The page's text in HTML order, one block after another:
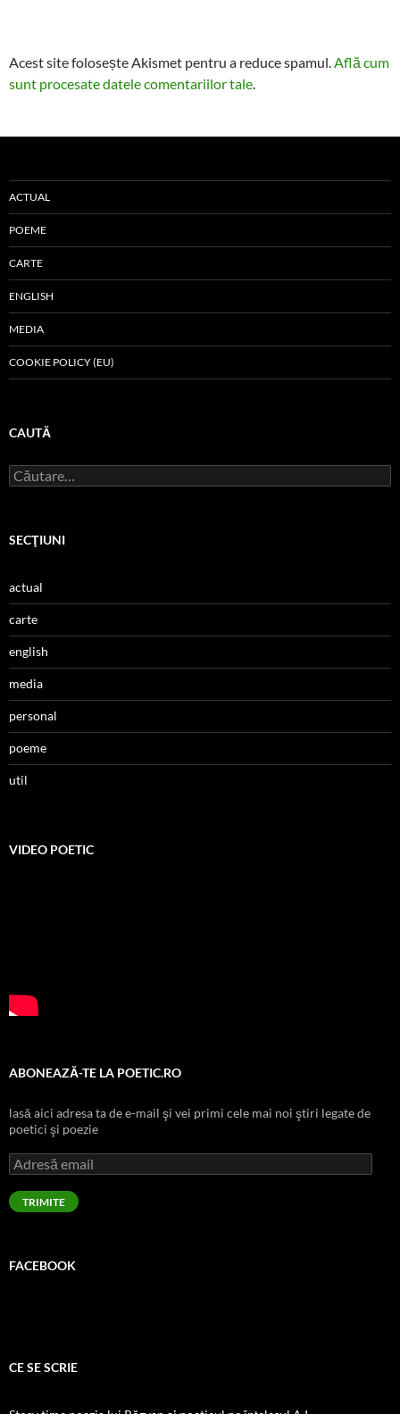
Acest site folosește Akismet pentru a reduce spamul.Află cum
sunt procesate datele comentariilor tale.
ACTUAL
POEME
CARTE
ENGLISH
MEDIA
COOKIE POLICY (EU)
CAUTĂ
Caută
după:
SECŢIUNI
actual
carte
english
media
personal
poeme
util
VIDEO POETIC
ABONEAZĂ-TE LA POETIC.RO
lasă aici adresa ta de e-mail şi vei primi cele mai noi ştiri legate de
poetici şi poezie
Adresă
email
TRIMITE
FACEBOOK
CE SE SCRIE